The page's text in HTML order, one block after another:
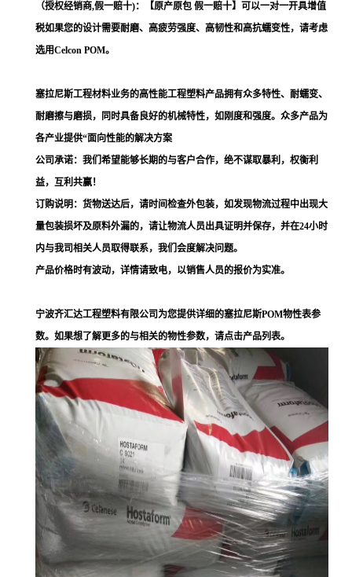
（授权经销商,假一赔十)：【原产原包 假一赔十】可以一对一开具增值
税如果您的设计需要耐磨、高疲劳强度、高韧性和高抗蠕变性，请考虑
选用Celcon POM。
塞拉尼斯工程材料业务的高性能工程塑料产品拥有众多特性、耐蠕变、
耐磨擦与磨损，同时具备良好的机械特性，如刚度和强度。众多产品为
各产业提供“面向性能的解决方案
公司承诺：我们希望能够长期的与客户合作，绝不谋取暴利，权衡利
益，互利共赢！
订购说明：货物送达后，请时间检查外包装，如发现物流过程中出现大
量包装损坏及原料外漏的，请让物流人员出具证明并保存，并在24小时
内与我司相关人员取得联系，我们会度解决问题。
产品价格时有波动，详情请致电，以销售人员的报价为实准。
宁波齐汇达工程塑料有限公司为您提供详细的塞拉尼斯POM物性表参
数。如果想了解更多的与相关的物性参数，请点击产品列表。